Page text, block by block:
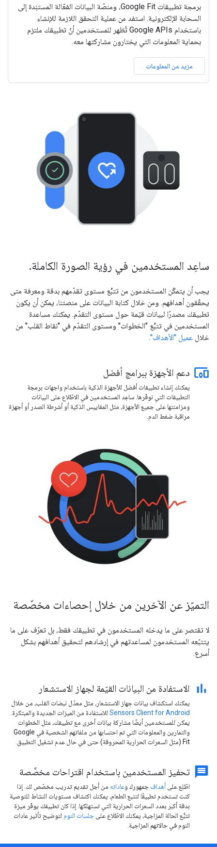
برمجة تطبيقات Google Fit، ومنصّة البيانات الفعّالة المستنِدة إلى
السحابة الإلكترونية. استفد من عملية التحقق اللازمة للإنشاء
باستخدام Google APIs تُظهر للمستخدمين أنّ تطبيقك ملتزم
بحماية المعلومات التي يختارون مشاركتها معه.
مزيد من المعلومات
ساعِد المستخدمين في رؤية الصورة الكاملة.
يجب أن يتمكّن المستخدمون من تتبُّع مستوى تقدّمهم بدقة ومعرفة متى
يحقّقون أهدافهم. ومن خلال كتابة البيانات على منصتنا، يمكن أن يكون
تطبيقك مصدرًا لبيانات قيّمة حول مستوى التقدّم. يمكنك مساعدة
المستخدمين في تتبُّع "الخطوات" ومستوى التقدّم في "نقاط القلب" من
خلال عميل "الأهداف".
دعم الأجهزة ببرامج أفضل
يمكنك إنشاء تطبيقات أفضل للأجهزة الذكية باستخدام واجهات برمجة
التطبيقات التي نوفّرها. ساعِد المستخدمين في الاطّلاع على البيانات
ومزامنتها على جميع الأجهزة، مثل المقاييس الذكية أو أشرطة الصدر أو أجهزة
مراقبة ضغط الدم.
التميّز عن الآخرين من خلال إحصاءات مخصّصة
لا تقتصر على ما يدخله المستخدمون في تطبيقك فقط، بل تعرّف على ما
يتتبّعه المستخدمون لمساعدتهم في إرشادهم لتحقيق أهدافهم بشكل
أسرع.
الاستفادة من البيانات القيّمة لجهاز الاستشعار
يمكنك استكشاف بيانات جهاز الاستشعار، مثل معدّل نبضات القلب، من خلال
Sensors Client for Android للاستفادة من الميزات الجديدة والمبتكرة.
يمكن للمستخدمين أيضًا مشاركة بيانات أخرى مع تطبيقك، مثل الخطوات
والتمارين والمعلومات التي تم احتسابها من ملفاتهم الشخصية في Google
Fit (مثل السعرات الحرارية المحروقة) حتى في حال عدم تشغيل التطبيق.
تحفيز المستخدمين باستخدام اقتراحات مخصَّصة
اطّلِع على أهداف جمهورك وعاداته من أجل تقديم تدريب مخصّص لك. إذا
كنت تستخدم تطبيقًا لتتبع الطعام، يمكنك اكتشاف مستويات النشاط للتوصية
بدقة أكبر بعدد السعرات الحرارية التي تستهلكها. إذا كان تطبيقك يوفّر ميزة
تتبُّع الحالة المزاجية، يمكنك الاطّلاع على جلسات النوم لتوضيح تأثير عادات
النوم في حالاتهم المزاجية.